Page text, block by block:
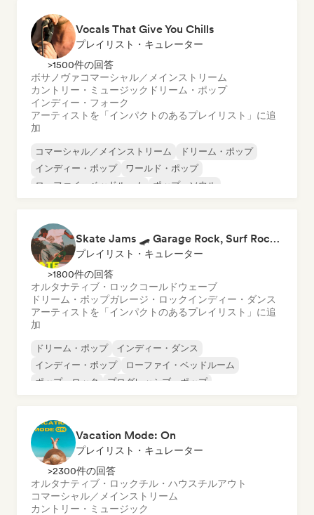
Vocals That Give You Chills
プレイリスト・キュレーター
>1500件の回答
ボサノヴァコマーシャル／メインストリーム
カントリー・ミュージック ドリーム・ポップ
インディー・フォーク
アーティストを「インパクトのあるプレイリスト」に追
加
コマーシャル／メインストリーム
ドリーム・ポップ
インディー・ポップ
ワールド・ポップ
ローファイ・ベッドルーム
ポップ・ソウル
Skate Jams 🛹 Garage Rock, Surf Rock & Neo-Psych
プレイリスト・キュレーター
>1800件の回答
オルタナティブ・ロック コールドウェーブ
ドリーム・ポップガレージ・ロックインディー・ダンス
アーティストを「インパクトのあるプレイリスト」に追
加
ドリーム・ポップ
インディー・ダンス
インディー・ポップ
ローファイ・ベッドルーム
ポップ・ロック
プログレッシブ・ポップ
Vacation Mode: On
プレイリスト・キュレーター
>2300件の回答
オルタナティブ・ロックチル・ハウスチルアウト
コマーシャル／メインストリーム
カントリー・ミュージック